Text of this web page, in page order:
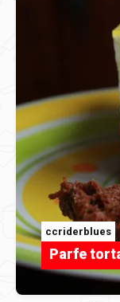
ccriderblues
Parfe